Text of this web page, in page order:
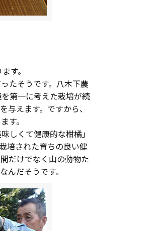
す。
たそうです。八木下農
第一に考えた栽培が続
与えます。ですから、
す。
しくて健康的な柑橘」
培された育ちの良い健
だけでなく山の動物た
んだそうです。